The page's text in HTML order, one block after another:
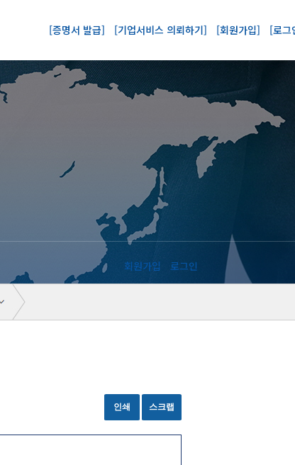
[증명서 발급] [기업서비스 의뢰하기] [회원가입] [로그
회원가입 로그인
인쇄 스크랩